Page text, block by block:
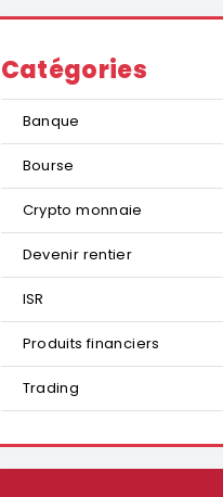
Catégories
Banque
Bourse
Crypto monnaie
Devenir rentier
ISR
Produits financiers
Trading